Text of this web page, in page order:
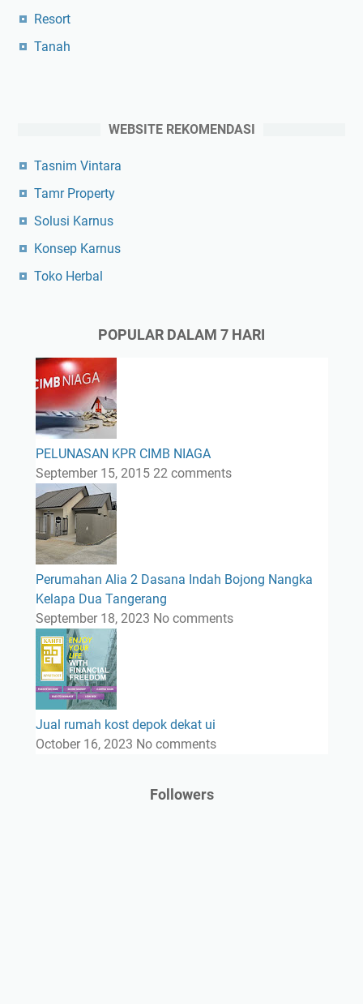
Resort
Tanah
WEBSITE REKOMENDASI
Tasnim Vintara
Tamr Property
Solusi Karnus
Konsep Karnus
Toko Herbal
POPULAR DALAM 7 HARI
PELUNASAN KPR CIMB NIAGA
September 15, 2015 22 comments
Perumahan Alia 2 Dasana Indah Bojong Nangka
Kelapa Dua Tangerang
September 18, 2023 No comments
Jual rumah kost depok dekat ui
October 16, 2023 No comments
Followers